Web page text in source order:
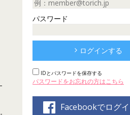
パスワード
ログインする
IDとパスワードを保存する
パスワードをお忘れの方はこちら
Facebookでログ